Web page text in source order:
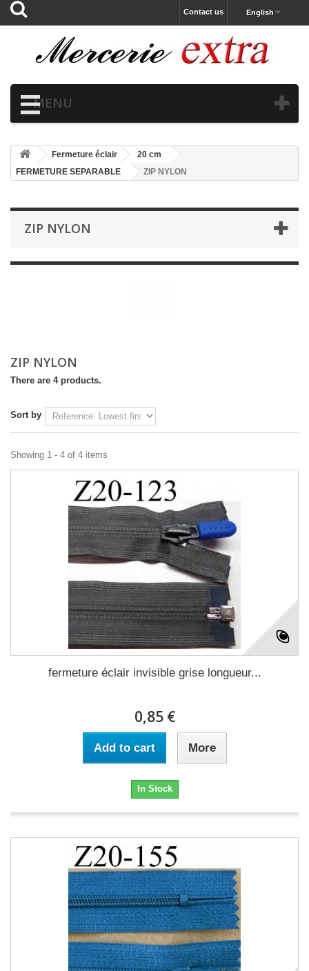
English
Contact us
MENU
Fermeture éclair
20 cm
FERMETURE SEPARABLE
ZIP NYLON
ZIP NYLON
ZIP NYLON
There are 4 products.
Sort by
Showing 1 - 4 of 4 items
fermeture éclair invisible grise longueur...
0,85 €
Add to cart More
In Stock